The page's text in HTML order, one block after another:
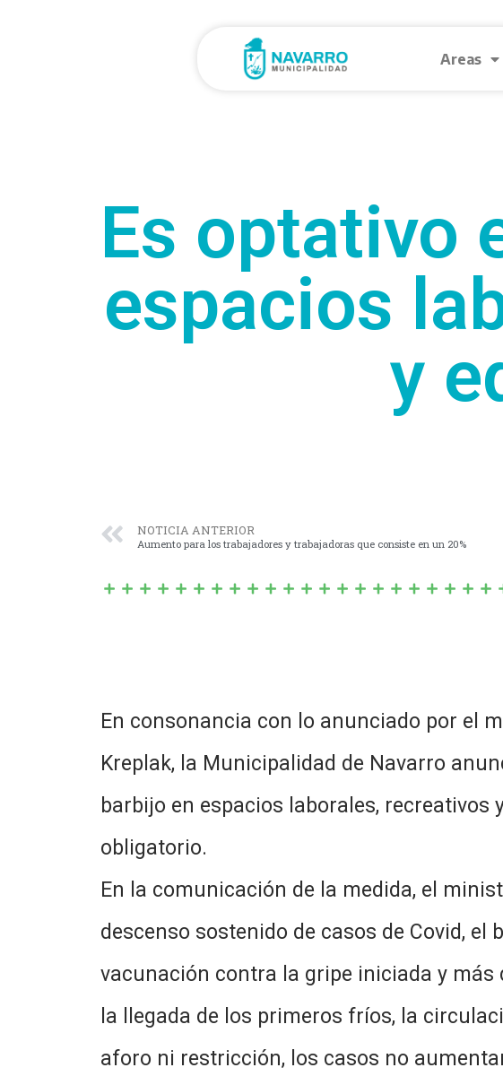
Areas
Es optativo
espacios
y
NOTICIA ANTERIOR
Aumento para los trabajadores y trabajadoras que consiste en un 20%
En consonancia con lo anunciado por el
Kreplak, la Municipalidad de Navarro
barbijo en espacios laborales,
obligatorio.
En la comunicación de la medida, el
descenso sostenido de casos de Covid,
vacunación contra la gripe iniciada y
la llegada de los primeros fríos, la
aforo ni restricción, los casos no